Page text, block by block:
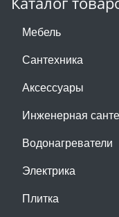
Мебель
Сантехника
Аксессуары
Инженерная
Водонагреватели
Электрика
Плитка